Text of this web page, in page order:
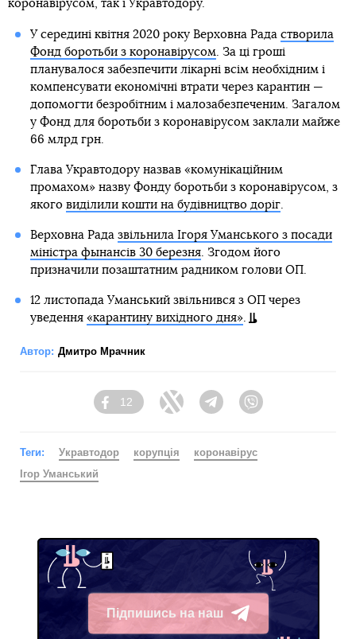
коронавірусом, так і Укравтодору.
У середині квітня 2020 року Верховна Рада створила
Фонд боротьби з коронавірусом. За ці гроші
планувалося забезпечити лікарні всім необхідним і
компенсувати економічні втрати через карантин —
допомогти безробітним і малозабезпеченим. Загалом
у Фонд для боротьби з коронавірусом заклали майже
66 млрд грн.
Глава Укравтодору назвав «комунікаційним
промахом» назву Фонду боротьби з коронавірусом, з
якого виділили кошти на будівництво доріг.
Верховна Рада звільнила Ігоря Уманського з посади
міністра фынансів 30 березня. Згодом його
призначили позаштатним радником голови ОП.
12 листопада Уманський звільнився з ОП через
уведення «карантину вихідного дня».
Автор: Дмитро Мрачник
Facebook
12
Twitter TelegramViber
Теги: Укравтодор корупція
коронавірус
Ігор Уманський
Підпишись на наш
Telegram